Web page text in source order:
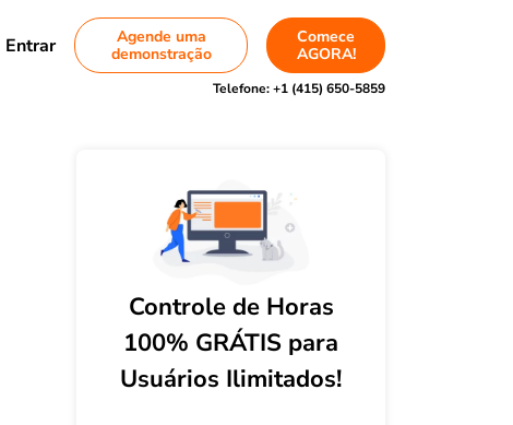
Entrar
Agende uma
demonstração
Comece
AGORA!
Telefone:+1 (415) 650-5859
Controle de Horas
100% GRÁTIS para
Usuários Ilimitados!